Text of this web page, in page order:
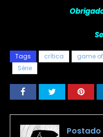
Tags crítica game
Série